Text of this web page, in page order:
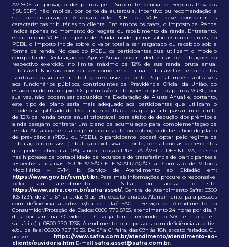
AVISOS: a aprovação dos planos pela Superintendência de Seguros Privados
(“SUSEP”) não implica, por parte da autarquia, incentivo ou recomendação a
sua comercialização. A opção pelo PGBL ou VGBL deve considerar as
características tributárias do cliente. Em ambos os casos, o Imposto de Renda
incide apenas no momento do resgate ou recebimento da renda. Entretanto,
enquanto no VGBL o Imposto de Renda incide apenas sobre os rendimentos, no
PGBL o imposto incide sobre o valor total a ser resgatado ou recebido sob a
forma de renda. No caso do PGBL, os participantes que utilizam o modelo
completo de Declaração de Ajuste Anual podem deduzir as contribuições do
respectivo exercício, no limite máximo de 12% de sua renda bruta anual
tributável. Não são considerados como renda anual tributável os rendimentos
isentos ou os sujeitos à tributação exclusiva de fonte. Regras também aplicáveis
aos funcionários públicos, contribuintes de Previdência Oficial da União, do
estado ou do município. Os prêmios/contribuições pagos aos planos VGBL, por
sua vez, não podem ser deduzidos na Declaração de Ajuste Anual e, portanto,
este tipo de plano seria mais adequado aos participantes que utilizam o
modelo simplificado de Declaração de IR ou aos que já ultrapassaram o limite
de 12% da renda bruta anual tributável para efeito de dedução dos prêmios e
ainda desejam contratar um plano de acumulação para complementação de
renda. Até a ocorrência do primeiro resgate ou obtenção do benefício do plano
de previdência (PBGL ou VGBL), o participante poderá optar pelo regime de
tributação regressiva (tributação exclusiva na fonte, com alíquotas decrescentes
que podem chegar a 10%), sendo a opção IRRETRATÁVEL e DEFINITIVA, mesmo
nas hipóteses de portabilidade de recursos e de transferência de participantes e
respectivas reservas. SUPERVISÃO E FISCALIZAÇÃO: a. Comissão de Valores
Mobiliários – CVM. b. Serviço de Atendimento ao Cidadão em;
https://www.gov.br/cvm/pt-br. Para mais informações procure o responsável
pelo seu atendimento no Safra ou acesse o site:
https://www.safra.com.br/safra-asset/. Central de Atendimento Safra: 0300
105 1234, de 2ª a 6ª feira, das 9 às 19h, exceto feriados. Atendimento para pessoas
com deficiência auditiva e/ou de fala/ SAC – Serviço de Atendimento ao
Consumidor/Proteção de Dados: 0800 772 5755, atendimento 24 horas por dia, 7
dias por semana. Ouvidoria - Caso já tenha recorrido ao SAC e não esteja
satisfeito(a): 0800 770 1236. Atendimento para pessoas com deficiência auditiva
e/ou de fala: 08000 727 75 55. De 2ª a 6ª feira, das 09h às 18h, exceto feriados. Ou
acesse: https://www.safra.com.br/atendimento/atendimento-ao-
cliente/ouvidoria.htm E-mail safra.asset@safra.com.br.